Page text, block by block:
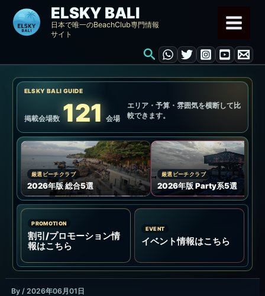
ELSKY BALI
日本で唯一のBeachClub専門情報
サイト
検
ELSKY BALI GUIDE
掲載会場数 121 会場
エリア・予算・雰囲気を横断して比
較できます。
厳選ビーチクラブ
2026年版 総合5選
厳選ビーチクラブ
2026年版 Party系5選
PROMOTION
割引/プロモーション情
報はこちら
EVENT
イベント情報はこちら
By / 2026年06月01日